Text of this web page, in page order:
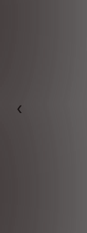
Předchozí